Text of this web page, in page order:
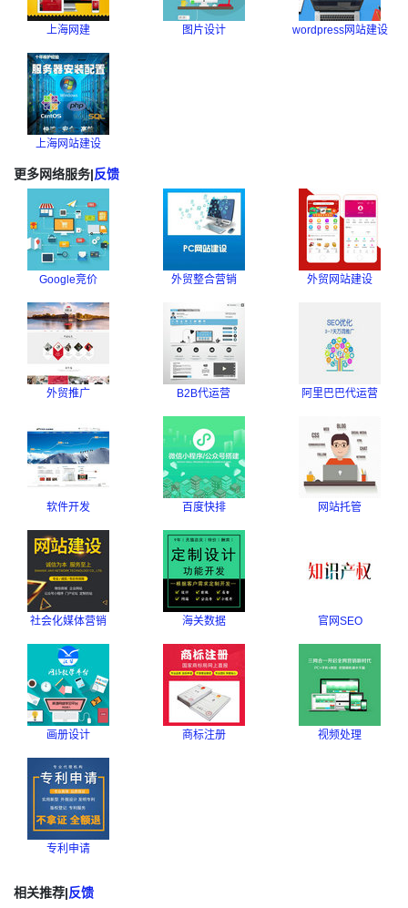
上海网建 图片设计 wordpress网站建设
上海网站建设
更多网络服务|反馈
Google竞价 外贸整合营销 外贸网站建设
外贸推广 B2B代运营 阿里巴巴代运营
软件开发 百度快排 网站托管
社会化媒体营销 海关数据 官网SEO
画册设计 商标注册 视频处理
专利申请
相关推荐|反馈